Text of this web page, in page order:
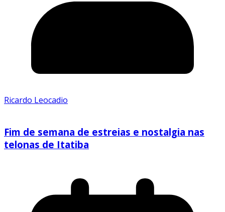
Ricardo Leocadio
Fim de semana de estreias e nostalgia nas
telonas de Itatiba